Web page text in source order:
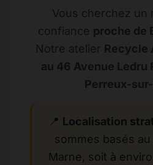
Vous cherchez un
confiance proche de
Notre atelier Recycle
au 46 Avenue Ledru
Perreux-
📍 Localisation
sommes basés
Marne, soit à